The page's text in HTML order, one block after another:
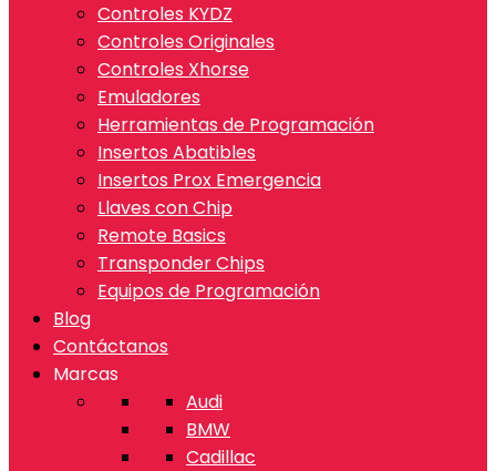
Controles KYDZ
Controles Originales
Controles Xhorse
Emuladores
Herramientas de Programación
Insertos Abatibles
Insertos Prox Emergencia
Llaves con Chip
Remote Basics
Transponder Chips
Equipos de Programación
Blog
Contáctanos
Marcas
Audi
BMW
Cadillac